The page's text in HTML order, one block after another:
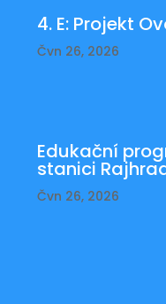
4. E: Projekt
Čvn 26, 2026
Edukační
stanici
Čvn 26, 2026